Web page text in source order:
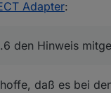
Adapter:
den Hinweis
daß es bei